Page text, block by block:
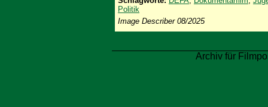
Politik
Image Describer 08/2025
Archiv für